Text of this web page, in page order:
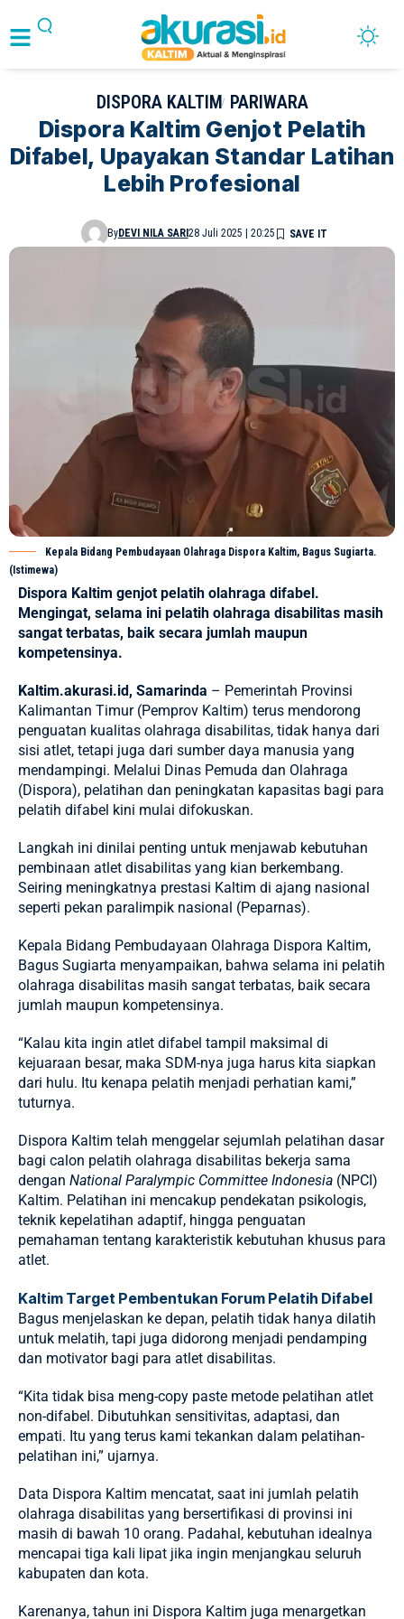
DISPORA KALTIM PARIWARA
Dispora Kaltim Genjot Pelatih
Difabel, Upayakan Standar Latihan
Lebih Profesional
ByDEVI NILA SARI28 Juli 2025 | 20:25
Kepala Bidang Pembudayaan Olahraga Dispora Kaltim, Bagus Sugiarta.
(Istimewa)
Dispora Kaltim genjot pelatih olahraga difabel.
Mengingat, selama ini pelatih olahraga disabilitas masih
sangat terbatas, baik secara jumlah maupun
kompetensinya.
Kaltim.akurasi.id, Samarinda – Pemerintah Provinsi
Kalimantan Timur (Pemprov Kaltim) terus mendorong
penguatan kualitas olahraga disabilitas, tidak hanya dari
sisi atlet, tetapi juga dari sumber daya manusia yang
mendampingi. Melalui Dinas Pemuda dan Olahraga
(Dispora), pelatihan dan peningkatan kapasitas bagi para
pelatih difabel kini mulai difokuskan.
Langkah ini dinilai penting untuk menjawab kebutuhan
pembinaan atlet disabilitas yang kian berkembang.
Seiring meningkatnya prestasi Kaltim di ajang nasional
seperti pekan paralimpik nasional (Peparnas).
Kepala Bidang Pembudayaan Olahraga Dispora Kaltim,
Bagus Sugiarta menyampaikan, bahwa selama ini pelatih
olahraga disabilitas masih sangat terbatas, baik secara
jumlah maupun kompetensinya.
“Kalau kita ingin atlet difabel tampil maksimal di
kejuaraan besar, maka SDM-nya juga harus kita siapkan
dari hulu. Itu kenapa pelatih menjadi perhatian kami,”
tuturnya.
Dispora Kaltim telah menggelar sejumlah pelatihan dasar
bagi calon pelatih olahraga disabilitas bekerja sama
dengan National Paralympic Committee Indonesia (NPCI)
Kaltim. Pelatihan ini mencakup pendekatan psikologis,
teknik kepelatihan adaptif, hingga penguatan
pemahaman tentang karakteristik kebutuhan khusus para
atlet.
Kaltim Target Pembentukan Forum Pelatih Difabel
Bagus menjelaskan ke depan, pelatih tidak hanya dilatih
untuk melatih, tapi juga didorong menjadi pendamping
dan motivator bagi para atlet disabilitas.
“Kita tidak bisa meng-copy paste metode pelatihan atlet
non-difabel. Dibutuhkan sensitivitas, adaptasi, dan
empati. Itu yang terus kami tekankan dalam pelatihan-
pelatihan ini,” ujarnya.
Data Dispora Kaltim mencatat, saat ini jumlah pelatih
olahraga disabilitas yang bersertifikasi di provinsi ini
masih di bawah 10 orang. Padahal, kebutuhan idealnya
mencapai tiga kali lipat jika ingin menjangkau seluruh
kabupaten dan kota.
Karenanya, tahun ini Dispora Kaltim juga menargetkan